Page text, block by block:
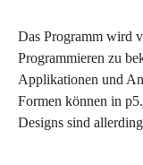
Das Programm wird
Programmieren zu
Applikationen und
Formen können in
Designs sind